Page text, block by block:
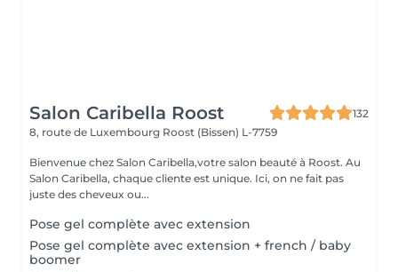
Salon Caribella Roost
132
8, route de Luxembourg Roost (Bissen) L-7759
Bienvenue chez Salon Caribella,votre salon beauté à Roost. Au
Salon Caribella, chaque cliente est unique. Ici, on ne fait pas
juste des cheveux ou...
Pose gel complète avec extension
Pose gel complète avec extension + french / baby
boomer